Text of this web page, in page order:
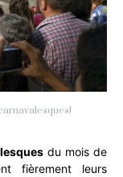
du mois de
fièrement leurs